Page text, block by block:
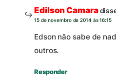
Edilson Camara
15 de novembro de 2014 às 16:15
Edson não sabe de
outros.
Responder